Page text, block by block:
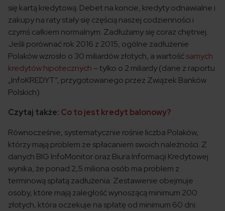
się kartą kredytową. Debet na koncie, kredyty odnawialne i
zakupy na raty stały się częścią naszej codzienności i
czymś całkiem normalnym. Zadłużamy się coraz chętniej.
Jeśli porównać rok 2016 z 2015, ogólne zadłużenie
Polaków wzrosło o 30 miliardów złotych, a wartośćsamych
kredytów hipotecznych – tylko o 2 miliardy (dane z raportu
„InfoKREDYT”, przygotowanego przez Związek Banków
Polskich).
Czytaj także: Co to jest kredyt balonowy?
Równocześnie, systematycznie rośnie liczba Polaków,
którzy mają problem ze spłacaniem swoich należności. Z
danych BIG InfoMonitor oraz Biura Informacji Kredytowej
wynika, że ponad 2,5 miliona osób ma problem z
terminową spłatą zadłużenia. Zestawienie obejmuje
osoby, które mają zaległość wynoszącą minimum 200
złotych, która oczekuje na spłatę od minimum 60 dni.